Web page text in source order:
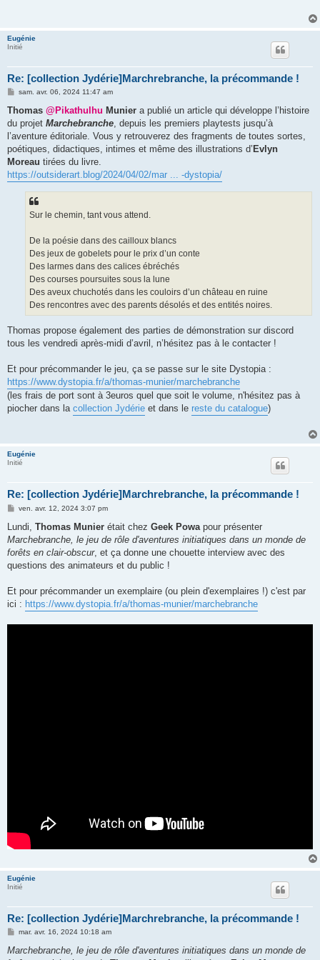
Eugénie
Initié
Re: [collection Jydérie]Marchrebranche, la précommande !
M
s
a
g
sam. avr. 06, 2024 11:47 am
Thomas @Pikathulhu Munier a publié un article qui développe l’histoire
du projet Marchebranche, depuis les premiers playtests jusqu’à
l’aventure éditoriale. Vous y retrouverez des fragments de toutes sortes,
poétiques, didactiques, intimes et même des illustrations d’ Evlyn
Moreau tirées du livre.
https://outsiderart.blog/2024/04/02/mar ... -dystopia/
Sur le chemin, tant vous attend.
De la poésie dans des cailloux blancs
Des jeux de gobelets pour le prix d’un conte
Des larmes dans des calices ébréchés
Des courses poursuites sous la lune
Des aveux chuchotés dans les couloirs d’un château en ruine
Des rencontres avec des parents désolés et des entités noires.
Thomas propose également des parties de démonstration sur discord
tous les vendredi après-midi d’avril, n’hésitez pas à le contacter !
Et pour précommander le jeu, ça se passe sur le site Dystopia :
https://www.dystopia.fr/a/thomas-munier/marchebranche
(les frais de port sont à 3euros quel que soit le volume, n'hésitez pas à
piocher dans la collection Jydérie et dans le reste du catalogue)
Eugénie
Initié
Re: [collection Jydérie]Marchrebranche, la précommande !
M
s
a
g
ven. avr. 12, 2024 3:07 pm
Lundi, Thomas Munier était chez Geek Powa pour présenter
Marchebranche, le jeu de rôle d'aventures initiatiques dans un monde de
forêts en clair-obscur, et ça donne une chouette interview avec des
questions des animateurs et du public !
Et pour précommander un exemplaire (ou plein d'exemplaires !) c'est par
ici : https://www.dystopia.fr/a/thomas-munier/marchebranche
Eugénie
Initié
Re: [collection Jydérie]Marchrebranche, la précommande !
M
s
mar. avr. 16, 2024 10:18 am
Marchebranche, le jeu de rôle d'aventures initiatiques dans un monde de